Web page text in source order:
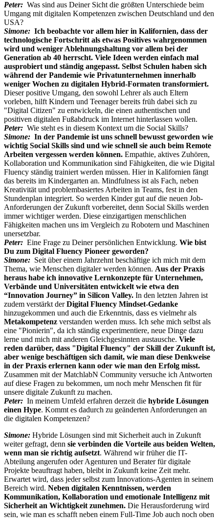
Peter: Was sind aus Deiner Sicht die größten Unterschiede beim
Umgang mit digitalen Kompetenzen zwischen Deutschland und den
USA?
Simone: Ich beobachte vor allem hier in Kalifornien, dass der
technologische Fortschritt als etwas Positives wahrgenommen
wird und weniger Ablehnungshaltung vor allem bei der
Generation ab 40 herrscht. Viele Ideen werden einfach mal
ausprobiert und ständig angepasst. Selbst Schulen haben sich
während der Pandemie wie Privatunternehmen innerhalb
weniger Wochen zu digitalen Hybrid-Formaten transformiert.
Dieser positive Umgang, den sowohl Lehrer als auch Eltern
vorleben, hilft Kindern und Teenager bereits früh dabei sich zu
"Digital Citizen" zu entwickeln, die einen authentischen und
positiven digitalen Fußabdruck im Internet hinterlassen wollen.
Peter: Wie steht es in diesem Kontext um die Social Skills?
Simone: In der Pandemie ist uns schnell bewusst geworden wie
wichtig Social Skills sind und wie schnell sie auch beim Remote
Arbeiten vergessen werden können. Empathie, aktives Zuhören,
Kollaboration und Kommunikation sind Fähigkeiten, die wie Digital
Fluency ständig trainiert werden müssen. Hier in Kalifornien fängt
das bereits im Kindergarten an. Mindfulness ist als Fach, neben
Kreativität und problembasiertes Arbeiten in Teams, fest in den
Stundenplan integriert. So werden Kinder gut auf die neuen Job-
Anforderungen der Zukunft vorbereitet, denn Social Skills werden
immer wichtiger werden. Diese einzigartigen menschlichen
Fähigkeiten machen uns im Vergleich zu Robotern und Maschinen
unersetzbar.
Peter: Eine Frage zu Deiner persönlichen Entwicklung. Wie bist
Du zum Digital Fluency Pioneer geworden?
Simone: Seit über einem Jahrzehnt beschäftige ich mich mit dem
Thema, wie Menschen digitaler werden können. Aus der Praxis
heraus habe ich innovative Lernkonzepte für Unternehmen,
Verbände und Universitäten entwickelt wie etwa den
“Innovation Journey” in Silicon Valley. In den letzten Jahren ist
zudem verstärkt derDigital Fluency Mindset-Gedanke
hinzugekommen und auch die Erkenntnis, dass es vielmehr als
Metakompetenz verstanden werden muss. Ich sehe mich selbst als
eine "Pionierin", da ich ständig experimentiere, neue Dinge dazu
lerne und mich mit anderen Gleichgesinnten austausche. Viele
reden darüber, dass "Digital Fluency" der Skill der Zukunft ist,
aber wenige beschäftigen sich damit, wie man diese Denkweise
in der Praxis erlernen kann oder wie man den Erfolg misst.
Zusammen mit der MatchlabN Community versuche ich Antworten
auf diese Fragen zu bekommen, um noch mehr Menschen fit für
unsere digitale Zukunft zu machen.
Peter: In meinem Umfeld erfahren derzeit die hybride Lösungen
einen Hype. Kommt es dadurch zu geänderten Anforderungen an
die digitalen Kompetenzen?
Simone: Hybride Lösungen sind mit Sicherheit auch in Zukunft
weiter gefragt, denn sie verbinden die Vorteile aus beiden Welten,
wenn man sie richtig aufsetzt. Während wir früher die IT-
Abteilung angerufen oder Agenturen und Berater für digitale
Projekte beauftragt haben, bleibt in Zukunft keine Zeit mehr.
Erwartet wird, dass jeder selbst zum Innovations-Agenten in seinem
Bereich wird. Neben digitalen Kenntnissen, werden
Kommunikation, Kollaboration und emotionale Intelligenz mit
Sicherheit an Wichtigkeit zunehmen. Die Herausforderung wird
sein, wie man es schafft neben einem Full-Time Job auch noch oben